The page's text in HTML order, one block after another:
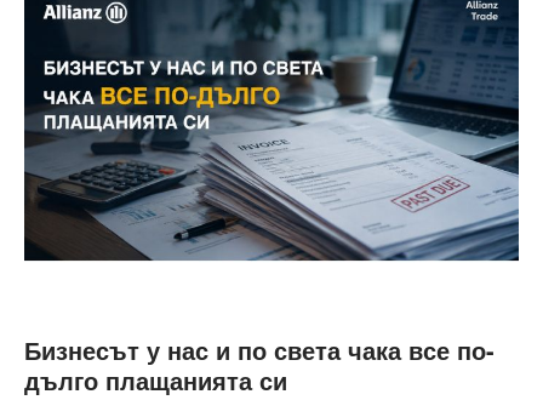
Бизнесът у нас и по света чака все по-
дълго плащанията си